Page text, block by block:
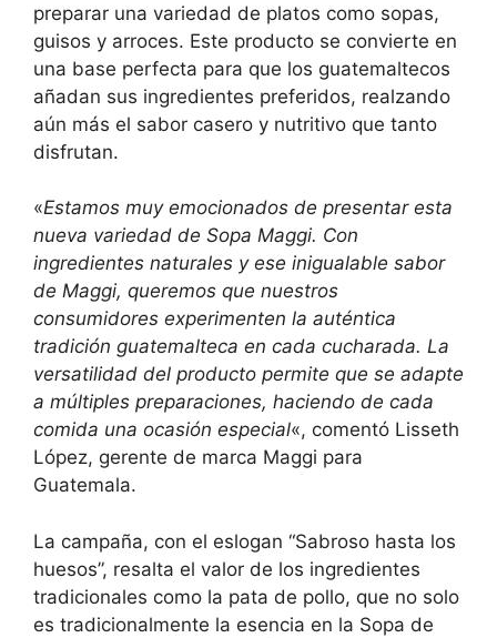
preparar una variedad de platos como sopas,
guisos y arroces. Este producto se convierte en
una base perfecta para que los guatemaltecos
añadan sus ingredientes preferidos, realzando
aún más el sabor casero y nutritivo que tanto
disfrutan.
«Estamos muy emocionados de presentar esta
nueva variedad de Sopa Maggi. Con
ingredientes naturales y ese inigualable sabor
de Maggi, queremos que nuestros
consumidores experimenten la auténtica
tradición guatemalteca en cada cucharada. La
versatilidad del producto permite que se adapte
a múltiples preparaciones, haciendo de cada
comida una ocasión especial«, comentó Lisseth
López, gerente de marca Maggi para
Guatemala.
La campaña, con el eslogan “Sabroso hasta los
huesos”, resalta el valor de los ingredientes
tradicionales como la pata de pollo, que no solo
es tradicionalmente la esencia en la Sopa de